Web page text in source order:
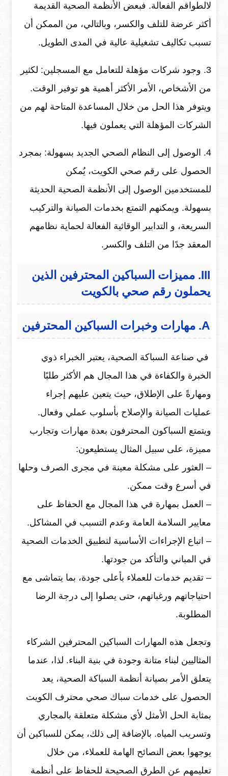
لالطواقم الفعالة. فبعض الأنظمة الصحية القديمة
أكثر عرضة للتلف والكسر، وبالتالي، من الممكن أن
تسبب تكاليف تشغيلية عالية في المدى الطويل.
3. وجود شركات مؤهلة للتعامل مع المسجلين: لكثير
من الأشخاص، الأمر الأكثر أهمية هو توفير الوقت.
ويتوفر هذا الحل من خلال المساعدة المتاحة لهم من
الشركات المؤهلة التي يعملون فيها.
4. الوصول إلى النظام الصحي الجديد بسهولة: بمجرد
الحصول على رقم صحي الكويت، يُمكن
للمستخدمين الوصول إلى الأنظمة الصحية الحديثة
بسهولة. ويمكنهم التمتع بخدمات الصيانة والتركيب
السريعة، و التدابير الوقائية الفعالة لحماية نظامهم
المعقد جدًا من التلف والكسر.
III. مميزات السباكين المحترفين الذين
يحملون رقم صحي بالكويت
A. مهارات وخبرات السباكين المحترفين
في صناعة السباكة الصحية، يعتبر الخبراء ذوي
الخبرة والكفاءة في هذا المجال هم الأكثر طلبًا
ومهارةً على الإطلاق، حيث يتعين عليهم إجراء
عمليات الصيانة والإصلاح بأسلوب عملي وفعال.
ويتمتع السباكون المحترفون بعدة مهارات وتجارب
مميزة، على سبيل المثال يستطيعون:
– العثور على مشكلة معينة في مجرى الصرف وحلها
في أسرع وقت ممكن.
– العمل بمهارة في هذا المجال مع الحفاظ على
معايير السلامة العامة وعدم التسبب في المشاكل.
– اتباع الإجراءات الأساسية لتطبيق الخدمات الصحية
في المباني والتأكد من جودتها.
– تقديم خدمات للعملاء بأعلى جودة، بما يتماشى مع
احتياجاتهم ورغباتهم، حتى يصلوا إلى درجة الرضا
المطلوبة.
وتجعل هذه المهارات السباكين المحترفين الشركاء
المثاليين لبناء متانة وجودة في بنية البناء. لذا، عندما
يتعلق الأمر بصيانة أنظمة السباكة الصحية، يعد
الحصول على خدمات سباك صحي محترف الكويت
بمثابة الحل الأمثل لأي مشكلة متعلقة بالمجاري
وتسريب المياه. بالإضافة إلى ذلك، يمكن للسباكين أن
يوجهوا بعض النصائح الهامة للعملاء، من خلال
تعليمهم عن الطرق الصحيحة للحفاظ على أنظمة